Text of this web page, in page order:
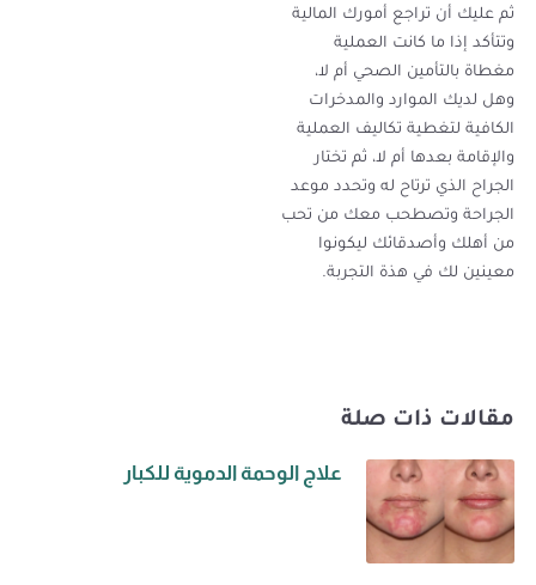
ثم عليك أن تراجع أمورك المالية
وتتأكد إذا ما كانت العملية
مغطاة بالتأمين الصحي أم لا،
وهل لديك الموارد والمدخرات
الكافية لتغطية تكاليف العملية
والإقامة بعدها أم لا، ثم تختار
الجراح الذي ترتاح له وتحدد موعد
الجراحة وتصطحب معك من تحب
من أهلك وأصدقائك ليكونوا
معينين لك في هذة التجربة.
مقالات ذات صلة
علاج الوحمة الدموية للكبار